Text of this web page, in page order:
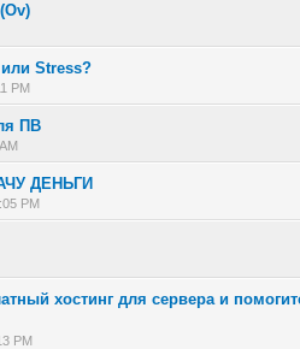
Stress?
PM
ПВ
ДЕНЬГИ
PM
хостинг для сервера и
PM